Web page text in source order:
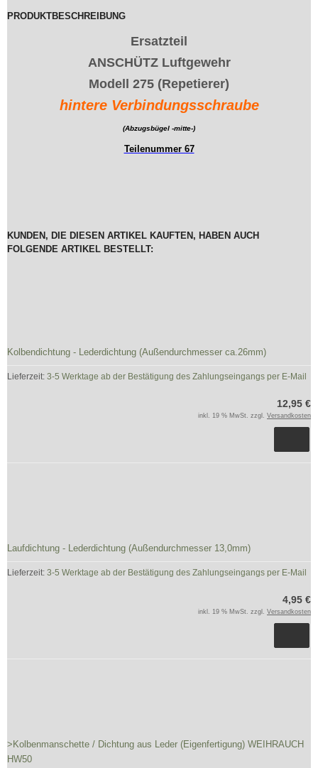
PRODUKTBESCHREIBUNG
Ersatzteil
ANSCHÜTZ Luftgewehr
Modell 275 (Repetierer)
hintere Verbindungsschraube
(Abzugsbügel -mitte-)
Teilenummer 67
KUNDEN, DIE DIESEN ARTIKEL KAUFTEN, HABEN AUCH
FOLGENDE ARTIKEL BESTELLT:
Kolbendichtung - Lederdichtung (Außendurchmesser ca.26mm)
Lieferzeit: 3-5 Werktage ab der Bestätigung des Zahlungseingangs per E-Mail
12,95 €
inkl. 19 % MwSt. zzgl. Versandkosten
Laufdichtung - Lederdichtung (Außendurchmesser 13,0mm)
Lieferzeit: 3-5 Werktage ab der Bestätigung des Zahlungseingangs per E-Mail
4,95 €
inkl. 19 % MwSt. zzgl. Versandkosten
>Kolbenmanschette / Dichtung aus Leder (Eigenfertigung) WEIHRAUCH
HW50